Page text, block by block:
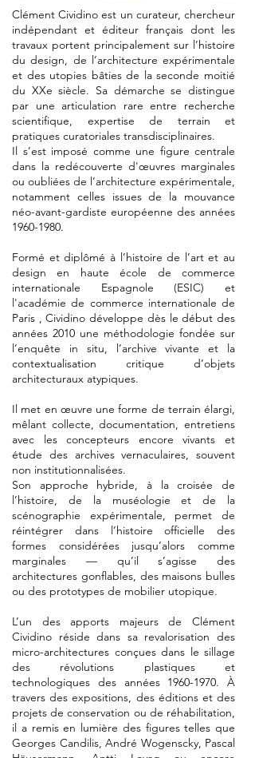
Clément Cividino est un curateur, chercheur
indépendant et éditeur français dont les
travaux portent principalement sur l’histoire
du design, de l’architecture expérimentale
et des utopies bâties de la seconde moitié
du XXe siècle. Sa démarche se distingue
par une articulation rare entre recherche
scientifique, expertise de terrain et
pratiques curatoriales transdisciplinaires.
Il s’est imposé comme une figure centrale
dans la redécouverte d'œuvres marginales
ou oubliées de l’architecture expérimentale,
notamment celles issues de la mouvance
néo-avant-gardiste européenne des années
1960-1980.
Formé et diplômé à l’histoire de l’art et au
design en haute école de commerce
internationale Espagnole (ESIC) et
l'académie de commerce internationale de
Paris , Cividino développe dès le début des
années 2010 une méthodologie fondée sur
l’enquête in situ, l’archive vivante et la
contextualisation critique d’objets
architecturaux atypiques.
Il met en œuvre une forme de terrain élargi,
mêlant collecte, documentation, entretiens
avec les concepteurs encore vivants et
étude des archives vernaculaires, souvent
non institutionnalisées.
Son approche hybride, à la croisée de
l’histoire, de la muséologie et de la
scénographie expérimentale, permet de
réintégrer dans l’histoire officielle des
formes considérées jusqu’alors comme
marginales — qu’il s’agisse des
architectures gonflables, des maisons bulles
ou des prototypes de mobilier utopique.
L’un des apports majeurs de Clément
Cividino réside dans sa revalorisation des
micro-architectures conçues dans le sillage
des révolutions plastiques et
technologiques des années 1960-1970. À
travers des expositions, des éditions et des
projets de conservation ou de réhabilitation,
il a remis en lumière des figures telles que
Georges Candilis, André Wogenscky, Pascal